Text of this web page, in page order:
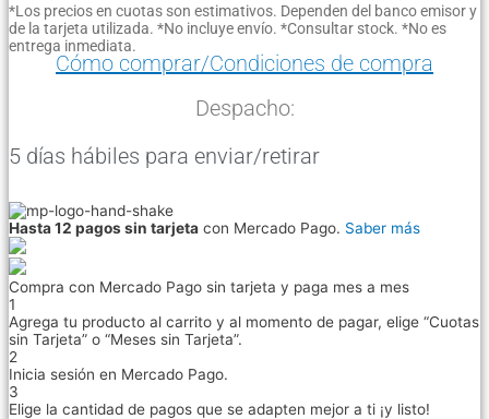
*Los precios en cuotas son estimativos. Dependen del banco emisor y
de la tarjeta utilizada. *No incluye envío. *Consultar stock. *No es
entrega inmediata.
Cómo comprar/Condiciones de compra
Despacho:
5 días hábiles para enviar/retirar
Hasta 12 pagos sin tarjeta con Mercado Pago. Saber más
Compra con Mercado Pago sin tarjeta y paga mes a mes
1
Agrega tu producto al carrito y al momento de pagar, elige “Cuotas
sin Tarjeta” o “Meses sin Tarjeta”.
2
Inicia sesión en Mercado Pago.
3
Elige la cantidad de pagos que se adapten mejor a ti ¡y listo!